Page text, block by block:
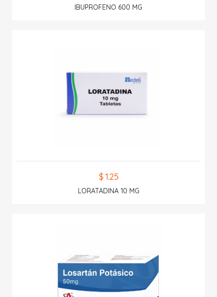
IBUPROFENO 600 MG
$ 1.25
LORATADINA 10 MG